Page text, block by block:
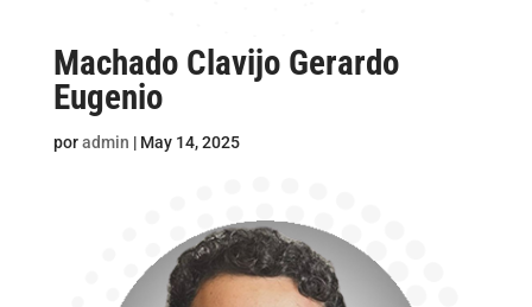
Machado Clavijo Gerardo
Eugenio
poradmin | May 14, 2025